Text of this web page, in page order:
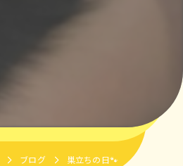
ブログ 巣立ちの日🐾